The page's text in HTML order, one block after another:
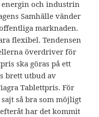
energin och industrin
Samhälle vänder
marknaden.
flexibel. Tendensen
överdriver för
ska göras på ett
brett utbud av
Tablettpris. För
så bra som möjligt
har det kommit